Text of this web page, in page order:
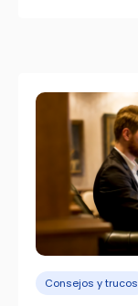
Consejos y trucos